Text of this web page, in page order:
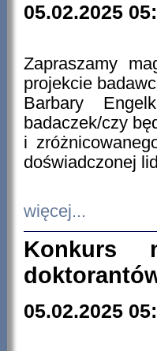
05.02.2025
Zapraszamy
projekcie
Barbary
badaczek/czy
i
doświadczonej
więcej...
Konkurs
05.02.2025